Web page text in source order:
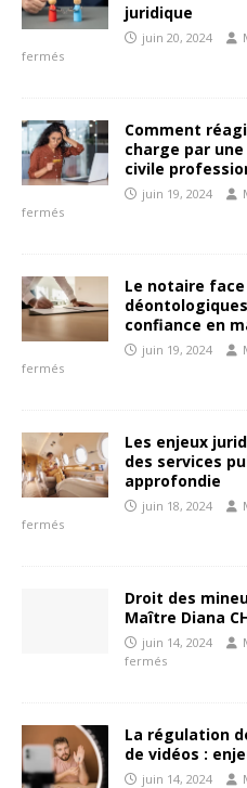
juridique
juin 20, 2024
fermés
Comment
charge par
civile
juin 19, 2024
fermés
Le notaire
confiance en
juin 19, 2024
fermés
Les enjeux
des services
approfondie
juin 18, 2024
fermés
Droit des
Maître Diana
juin 14, 2024
fermés
La régulation
de vidéos :
juin 14, 2024